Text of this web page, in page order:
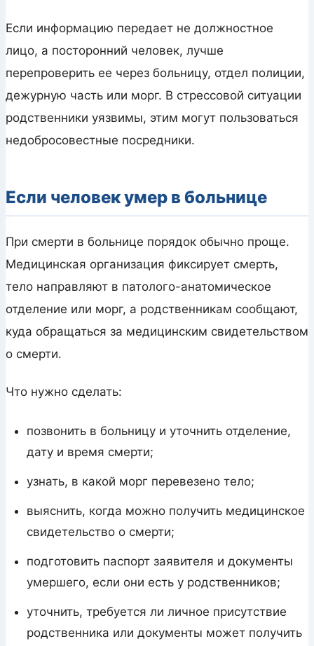
Если информацию передает не должностное
лицо, а посторонний человек, лучше
перепроверить ее через больницу, отдел полиции,
дежурную часть или морг. В стрессовой ситуации
родственники уязвимы, этим могут пользоваться
недобросовестные посредники.
Если человек умер в больнице
При смерти в больнице порядок обычно проще.
Медицинская организация фиксирует смерть,
тело направляют в патолого-анатомическое
отделение или морг, а родственникам сообщают,
куда обращаться за медицинским свидетельством
о смерти.
Что нужно сделать:
позвонить в больницу и уточнить отделение,
дату и время смерти;
узнать, в какой морг перевезено тело;
выяснить, когда можно получить медицинское
свидетельство о смерти;
подготовить паспорт заявителя и документы
умершего, если они есть у родственников;
уточнить, требуется ли личное присутствие
родственника или документы может получить